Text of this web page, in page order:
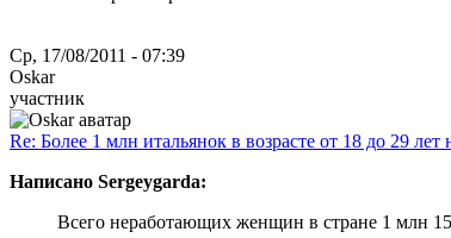
Ср, 17/08/2011 - 07:39
Oskar
участник
Re: Более 1 млн итальянок в возрасте от 18 до 29 лет
Написано Sergeygarda:
Всего неработающих женщин в стране 1 млн